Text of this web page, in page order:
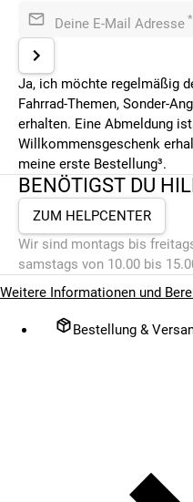
Deine E-Mail Adresse *
Ja, ich möchte regelmäßig
Fahrrad-Themen, Sonder-
erhalten. Eine Abmeldung
Willkommensgeschenk
meine erste Bestellung³.
BENÖTIGST DU
ZUM HELPCENTER
Wir sind montags bis
samstags von 10.00 bis
Weitere Informationen und
Bestellung &